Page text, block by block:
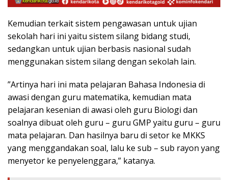
Kemudian terkait sistem pengawasan untuk ujian
sekolah hari ini yaitu sistem silang bidang studi,
sedangkan untuk ujian berbasis nasional sudah
menggunakan sistem silang dengan sekolah lain.
”Artinya hari ini mata pelajaran Bahasa Indonesia di
awasi dengan guru matematika, kemudian mata
pelajaran kesenian di awasi oleh guru Biologi dan
soalnya dibuat oleh guru – guru GMP yaitu guru – guru
mata pelajaran. Dan hasilnya baru di setor ke MKKS
yang menggandakan soal, lalu ke sub – sub rayon yang
menyetor ke penyelenggara,” katanya.